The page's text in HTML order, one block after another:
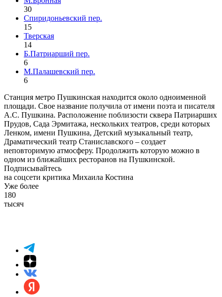
30
Спиридоньевский пер.
15
Тверская
14
Б.Патриарший пер.
6
М.Палашевский пер.
6
Станция метро Пушкинская находится около одноименной
площади. Свое название получила от имени поэта и писателя
А.С. Пушкина. Расположение поблизости сквера Патриарших
Прудов, Сада Эрмитажа, нескольких театров, среди которых
Ленком, имени Пушкина, Детский музыкальный театр,
Драматический театр Станиславского – создает
неповторимую атмосферу. Продолжить которую можно в
одном из ближайших ресторанов на Пушкинской.
Подписывайтесь
на соцсети критика Михаила Костина
Уже более
180
тысяч